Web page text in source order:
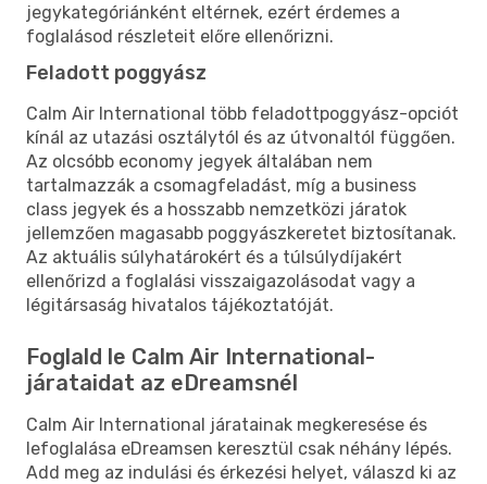
jegykategóriánként eltérnek, ezért érdemes a
foglalásod részleteit előre ellenőrizni.
Feladott poggyász
Calm Air International több feladottpoggyász-opciót
kínál az utazási osztálytól és az útvonaltól függően.
Az olcsóbb economy jegyek általában nem
tartalmazzák a csomagfeladást, míg a business
class jegyek és a hosszabb nemzetközi járatok
jellemzően magasabb poggyászkeretet biztosítanak.
Az aktuális súlyhatárokért és a túlsúlydíjakért
ellenőrizd a foglalási visszaigazolásodat vagy a
légitársaság hivatalos tájékoztatóját.
Foglald le Calm Air International-
járataidat az eDreamsnél
Calm Air International járatainak megkeresése és
lefoglalása eDreamsen keresztül csak néhány lépés.
Add meg az indulási és érkezési helyet, válaszd ki az